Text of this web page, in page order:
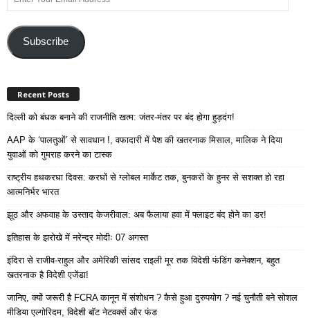
Your
AddressSubscribe
Recent Posts
दिल्ली को बंधक बनाने की राजनीति खत्म: जंतर-मंतर पर बंद होगा हुड़दंग!
AAP के ‘पालतुओं’ से सावधान !, वफादारी में पेश की खतरनाक मिसाल, मालिक ने दिया
युवाओं को गुमराह करने का टास्क
राष्ट्रीय हथकरघा दिवस: करघों से ग्लोबल मार्केट तक, बुनकरों के हुनर से सशक्त हो रहा
आत्मनिर्भर भारत
झूठ और अफवाह के उस्ताद केजरीवाल: अब फैलाया हवा में फ्लाइट बंद होने का डर!
इतिहास के झरोखे में नरेन्द्र मोदीः 07 अगस्त
इंदिरा से राजीव-राहुल और अमेरिकी सांसद राइली मूर तक विदेशी फंडिंग कनेक्शन, बहुत
खतरनाक है विदेशी एजेंडा!
जानिए, क्यों जरूरी है FCRA कानून में संशोधन ? कैसे हुआ दुरुपयोग ? नई चुनौती बने सोशल
मीडिया एल्गोरिदम, विदेशी बॉट नेटवर्क्स और फंड